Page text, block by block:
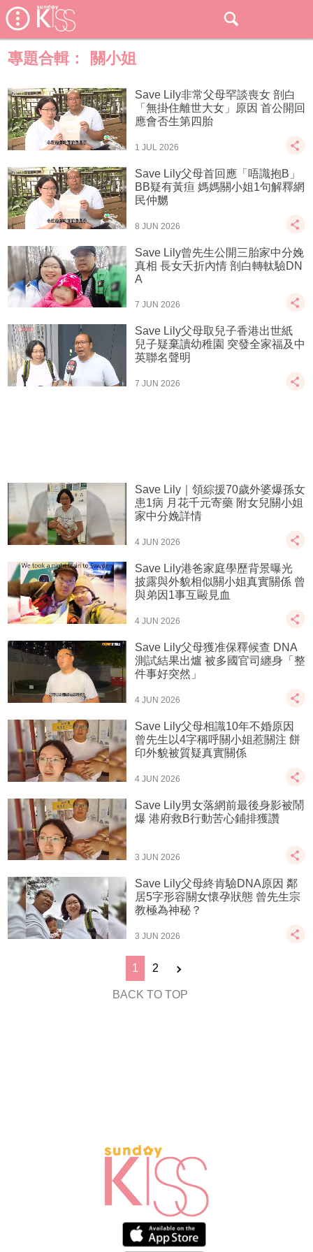
專題合輯： 關小姐
Save Lily非常父母罕談喪女 剖白
「無掛住離世大女」原因 首公開回
應會否生第四胎
1 JUL 2026
Save Lily父母首回應「唔識抱B」
BB疑有黃疸 媽媽關小姐1句解釋網
民仲嬲
8 JUN 2026
Save Lily曾先生公開三胎家中分娩
真相 長女夭折內情 剖白轉軚驗DN
A
7 JUN 2026
Save Lily父母取兒子香港出世紙
兒子疑棄讀幼稚園 突發全家福及中
英聯名聲明
7 JUN 2026
Save Lily｜領綜援70歲外婆爆孫女
患1病 月花千元寄藥 附女兒關小姐
家中分娩詳情
4 JUN 2026
Save Lily港爸家庭學歷背景曝光
披露與外貌相似關小姐真實關係 曾
與弟因1事互毆見血
4 JUN 2026
Save Lily父母獲准保釋候查 DNA
測試結果出爐 被多國官司纏身「整
件事好突然」
4 JUN 2026
Save Lily父母相識10年不婚原因
曾先生以4字稱呼關小姐惹關注 餅
印外貌被質疑真實關係
4 JUN 2026
Save Lily男女落網前最後身影被鬧
爆 港府救B行動苦心鋪排獲讚
3 JUN 2026
Save Lily父母終肯驗DNA原因 鄰
居5字形容關女懷孕狀態 曾先生宗
教極為神秘？
3 JUN 2026
1 2
BACK TO TOP